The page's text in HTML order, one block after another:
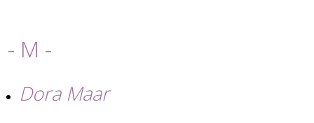
- M -
Dora Maar